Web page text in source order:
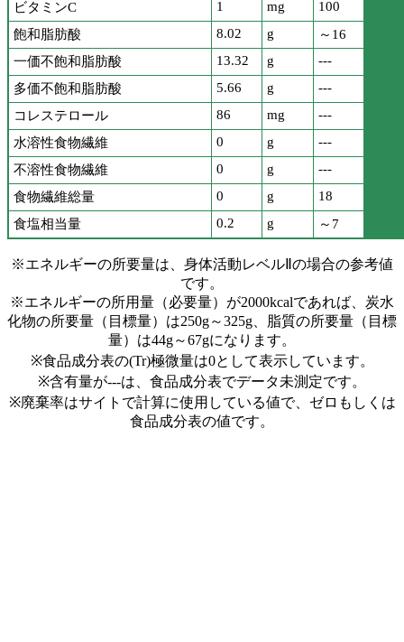
ビタミンC
1 mg
100
飽和脂肪酸
8.02 g
～16
一価不飽和脂肪酸
13.32 g
---
多価不飽和脂肪酸
5.66 g
---
コレステロール
86 mg
---
水溶性食物繊維
0 g
---
不溶性食物繊維
0 g
---
食物繊維総量
0 g
18
食塩相当量
0.2 g ～7
※エネルギーの所要量は、身体活動レベルⅡの場合の参考値
です。
※エネルギーの所用量（必要量）が2000kcalであれば、炭水
化物の所要量（目標量）は250g～325g、脂質の所要量（目標
量）は44g～67gになります。
※食品成分表の(Tr)極微量は0として表示しています。
※含有量が---は、食品成分表でデータ未測定です。
※廃棄率はサイトで計算に使用している値で、ゼロもしくは
食品成分表の値です。